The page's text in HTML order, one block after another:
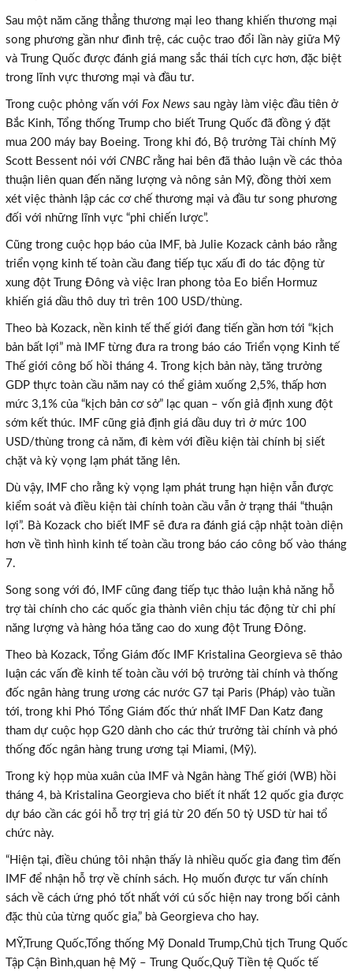
×
Sau một năm căng thẳng thương mại leo thang khiến thương mại
song phương gần như đình trệ, các cuộc trao đổi lần này giữa Mỹ
và Trung Quốc được đánh giá mang sắc thái tích cực hơn, đặc biệt
trong lĩnh vực thương mại và đầu tư.
Trong cuộc phỏng vấn với Fox News sau ngày làm việc đầu tiên ở
Bắc Kinh, Tổng thống Trump cho biết Trung Quốc đã đồng ý đặt
mua 200 máy bay Boeing. Trong khi đó, Bộ trưởng Tài chính Mỹ
Scott Bessent nói với CNBC rằng hai bên đã thảo luận về các thỏa
thuận liên quan đến năng lượng và nông sản Mỹ, đồng thời xem
xét việc thành lập các cơ chế thương mại và đầu tư song phương
đối với những lĩnh vực “phi chiến lược”.
Cũng trong cuộc họp báo của IMF, bà Julie Kozack cảnh báo rằng
triển vọng kinh tế toàn cầu đang tiếp tục xấu đi do tác động từ
xung đột Trung Đông và việc Iran phong tỏa Eo biển Hormuz
khiến giá dầu thô duy trì trên 100 USD/thùng.
Theo bà Kozack, nền kinh tế thế giới đang tiến gần hơn tới “kịch
bản bất lợi” mà IMF từng đưa ra trong báo cáo Triển vọng Kinh tế
Thế giới công bố hồi tháng 4. Trong kịch bản này, tăng trưởng
GDP thực toàn cầu năm nay có thể giảm xuống 2,5%, thấp hơn
mức 3,1% của “kịch bản cơ sở” lạc quan – vốn giả định xung đột
sớm kết thúc. IMF cũng giả định giá dầu duy trì ở mức 100
USD/thùng trong cả năm, đi kèm với điều kiện tài chính bị siết
chặt và kỳ vọng lạm phát tăng lên.
Dù vậy, IMF cho rằng kỳ vọng lạm phát trung hạn hiện vẫn được
kiểm soát và điều kiện tài chính toàn cầu vẫn ở trạng thái “thuận
lợi”. Bà Kozack cho biết IMF sẽ đưa ra đánh giá cập nhật toàn diện
hơn về tình hình kinh tế toàn cầu trong báo cáo công bố vào tháng
7.
Song song với đó, IMF cũng đang tiếp tục thảo luận khả năng hỗ
trợ tài chính cho các quốc gia thành viên chịu tác động từ chi phí
năng lượng và hàng hóa tăng cao do xung đột Trung Đông.
Theo bà Kozack, Tổng Giám đốc IMF Kristalina Georgieva sẽ thảo
luận các vấn đề kinh tế toàn cầu với bộ trưởng tài chính và thống
đốc ngân hàng trung ương các nước G7 tại Paris (Pháp) vào tuần
tới, trong khi Phó Tổng Giám đốc thứ nhất IMF Dan Katz đang
tham dự cuộc họp G20 dành cho các thứ trưởng tài chính và phó
thống đốc ngân hàng trung ương tại Miami, (Mỹ).
Trong kỳ họp mùa xuân của IMF và Ngân hàng Thế giới (WB) hồi
tháng 4, bà Kristalina Georgieva cho biết ít nhất 12 quốc gia được
dự báo cần các gói hỗ trợ trị giá từ 20 đến 50 tỷ USD từ hai tổ
chức này.
“Hiện tại, điều chúng tôi nhận thấy là nhiều quốc gia đang tìm đến
IMF để nhận hỗ trợ về chính sách. Họ muốn được tư vấn chính
sách về cách ứng phó tốt nhất với cú sốc hiện nay trong bối cảnh
đặc thù của từng quốc gia,” bà Georgieva cho hay.
MỸ,Trung Quốc,Tổng thống Mỹ Donald Trump,Chủ tịch Trung Quốc
Tập Cận Bình,quan hệ Mỹ – Trung Quốc,Quỹ Tiền tệ Quốc tế